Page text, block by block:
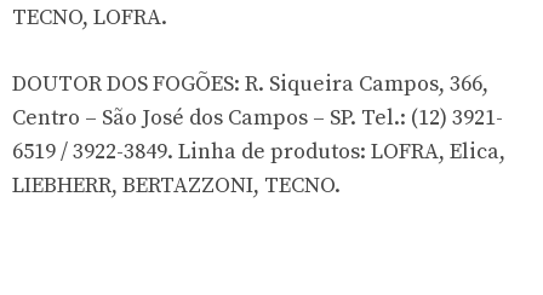
TECNO, LOFRA.
DOUTOR DOS FOGÕES: R. Siqueira Campos, 366,
Centro – São José dos Campos – SP. Tel.: (12) 3921-
6519 / 3922-3849. Linha de produtos: LOFRA, Elica,
LIEBHERR, BERTAZZONI, TECNO.